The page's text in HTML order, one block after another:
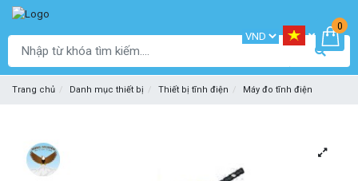
0
Trang chủ Danh mục thiết bị Thiết bị tĩnh điện Máy đo tĩnh điện